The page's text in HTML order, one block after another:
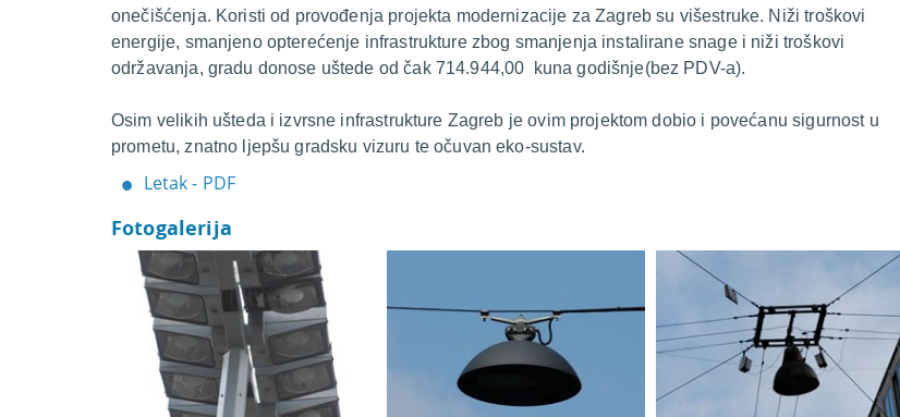
onečišćenja. Koristi od provođenja projekta modernizacije za Zagreb su višestruke. Niži troškovi
energije, smanjeno opterećenje infrastrukture zbog smanjenja instalirane snage i niži troškovi
održavanja, gradu donose uštede od čak 714.944,00 kuna godišnje(bez PDV-a).
Osim velikih ušteda i izvrsne infrastrukture Zagreb je ovim projektom dobio i povećanu sigurnost u
prometu, znatno ljepšu gradsku vizuru te očuvan eko-sustav.
Letak - PDF
Fotogalerija